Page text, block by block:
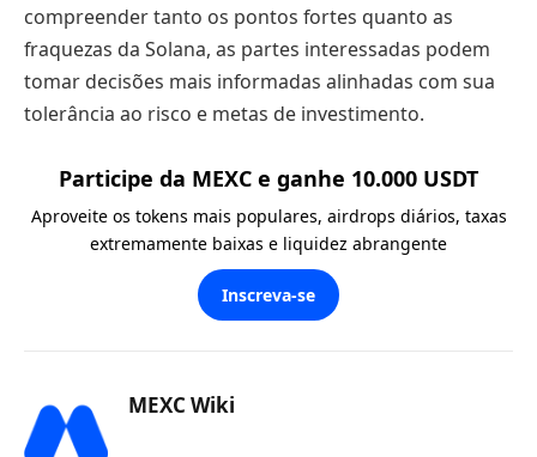
compreender tanto os pontos fortes quanto as
fraquezas da Solana, as partes interessadas podem
tomar decisões mais informadas alinhadas com sua
tolerância ao risco e metas de investimento.
Participe da MEXC e ganhe 10.000 USDT
Aproveite os tokens mais populares, airdrops diários, taxas
extremamente baixas e liquidez abrangente
Inscreva-se
MEXC Wiki